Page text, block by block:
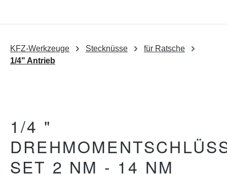
KFZ-Werkzeuge Stecknüsse
für Ratsche
1/4" Antrieb
1/4 "
SET 2 NM - 14 NM